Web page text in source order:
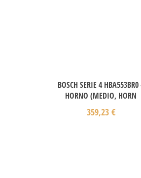
BOSCH SERIE 4
HORNO (MEDIO, HORN
359,23 €